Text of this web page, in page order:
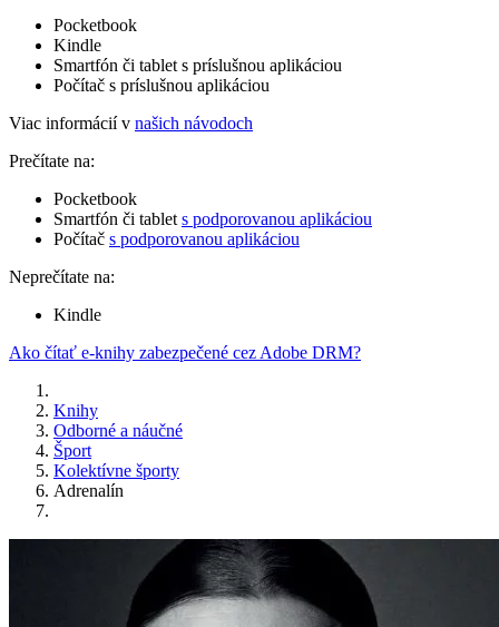
Pocketbook
Kindle
Smartfón či tablet s príslušnou aplikáciou
Počítač s príslušnou aplikáciou
Viac informácií v našich návodoch
Prečítate na:
Pocketbook
Smartfón či tablet s podporovanou aplikáciou
Počítač s podporovanou aplikáciou
Neprečítate na:
Kindle
Ako čítať e-knihy zabezpečené cez Adobe DRM?
Knihy
Odborné a náučné
Šport
Kolektívne športy
Adrenalín